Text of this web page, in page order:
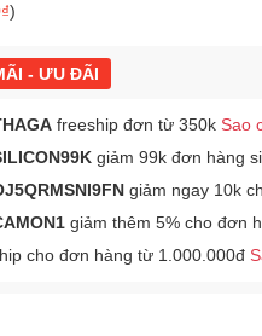
)
- ƯU ĐÃI
freeship đơn từ 350k Sao
giảm 99k đơn hàng
giảm ngay 10k
giảm thêm 5% cho đơn
cho đơn hàng từ 1.000.000đ